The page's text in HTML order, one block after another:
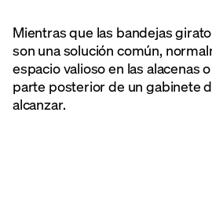
Mientras que las bandejas
son una solución común,
espacio valioso en las alacenas
parte posterior de un gabinete
alcanzar.